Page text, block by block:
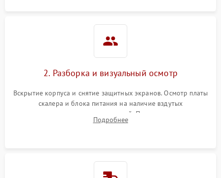
защиты от замыкания
1000 ₽ Подробнее →
1000 ₽
2. Разборка и визуальный осмотр
Вскрытие корпуса и снятие защитных экранов. Осмотр платы
скалера и блока питания на наличие вздутых
конденсаторов, прогаров, окислений. Проверка надежности
контактов и целостности шлейфов матрицы.
Подробнее